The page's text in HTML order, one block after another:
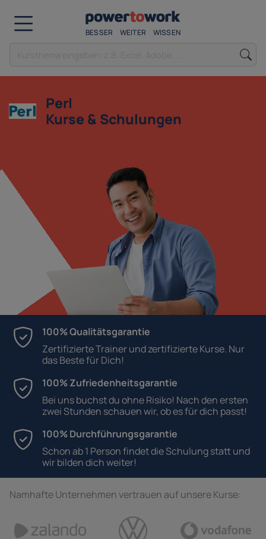
BESSER WEITER WISSEN
Perl
Kurse & Schulungen
100% Qualitätsgarantie
Zertifizierte Trainer und zertifizierte Kurse. Nur
das Beste für Dich!
100% Zufriedenheitsgarantie
Bei uns buchst du ohne Risiko! Nach den ersten
zwei Stunden schauen wir, ob es für dich passt!
100% Durchführungsgarantie
Schon ab 1 Person findet die Schulung statt und
wir bilden dich weiter!
Namhafte Unternehmen vertrauen auf unsere Kurse: